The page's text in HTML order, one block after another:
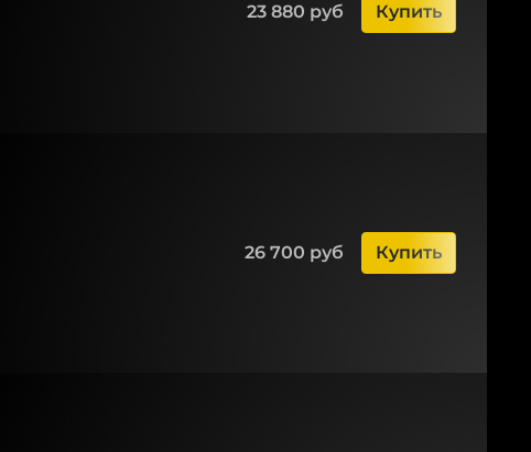
23 880 руб Купить
26 700 руб Купить